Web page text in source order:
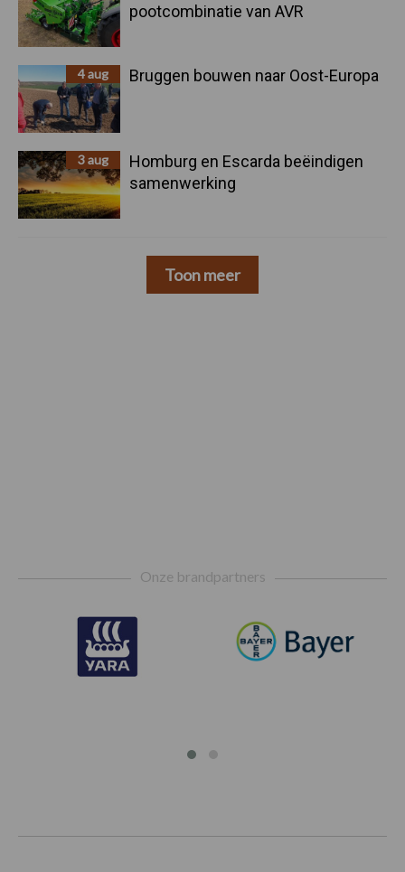
pootcombinatie van AVR
4 aug Bruggen bouwen naar Oost-Europa
3 aug
Homburg en Escarda beëindigen
samenwerking
Toon meer
Onze brandpartners